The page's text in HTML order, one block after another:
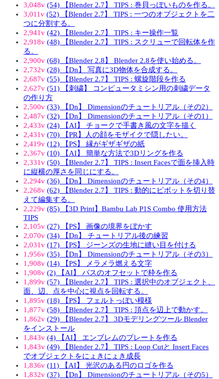
3,048v (54) 【Blender 2.7】 TIPS : 巻貝っぽいものを作る。
3,011v (52) 【Blender 2.7】 TIPS : 一つのオブジェクトを二
つに分割する。
2,941v (42) 【Blender 2.7】 TIPS : キー操作一覧
2,918v (48) 【Blender 2.7】 TIPS : スクリューで回転体を作
る。
2,900v (68) 【Blender 2.8】 Blender 2.8を使い始める。
2,732v (28) 【Dn】 写真に3D物体を合成する。
2,687v (55) 【Blender 2.7】 TIPS : 螺旋階段を作る
2,627v (51) 【刺繍】 コンピュータミシン用の刺繍データ
の作り方
2,500v (33) 【Dn】 Dimensionのチュートリアル（その2）
2,487v (32) 【Dn】 Dimensionのチュートリアル（その1）
2,433v (24) 【AI】 チョークで手書き風の文字を描く
2,431v (70) 【PR】人の顔をモザイクで隠したい。
2,419v (12) 【PS】 縁がギザギザの紙
2,367v (10) 【AI】 簡単な方法で3Dリングを作る
2,331v (50) 【Blender 2.7】 TIPS : Insert Facesで面を挿入時
に縦横の厚さを同じにする。
2,294v (36) 【Dn】 Dimensionのチュートリアル（その4）
2,268v (62) 【Blender 2.7】 TIPS : 動的にピボットを切り替
えて編集する。
2,229v (85) 【3D Print】Bambu Lab P1S Combo 使用方法
TIPS
2,105v (27) 【PS】 画像の境界をぼかす
2,070v (34) 【Dn】 チュートリアル後の練習
2,031v (17) 【PS】 ジーンズの生地に縫い目を付ける
1,956v (35) 【Dn】 Dimensionのチュートリアル（その3）
1,908v (14) 【PS】 メラメラ燃える文字
1,908v (2) 【AI】 パスのオフセットで枠を作る
1,899v (57) 【Blender 2.7】 TIPS : 選択中のオブジェクト、
面、辺、点を中心に視点を回転する。
1,895v (18) 【PS】 フェルトっぽい模様
1,877v (58) 【Blender 2.7】 TIPS : 頂点を辺上で動かす。
1,862v (29) 【Blender 2.7】 3Dモデリングツール Blender
をインストール
1,843v (4) 【AI】 エンブレムのプレートを作る
1,843v (49) 【Blender 2.7】 TIPS : Loop Cutと Insert Faces
でオブジェクトをにょきにょき成長
1,836v (11) 【AI】 光沢のある円のロゴを作る
1,832v (37) 【Dn】 Dimensionのチュートリアル（その5）